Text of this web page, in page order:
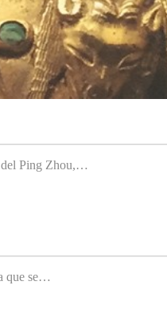
del Ping Zhou,…
que se…